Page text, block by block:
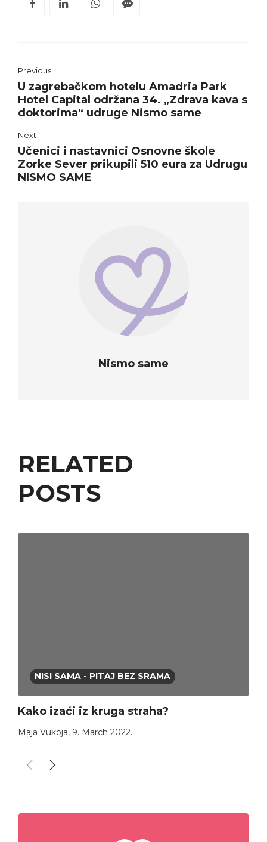
Previous
U zagrebačkom hotelu Amadria Park
Hotel Capital održana 34. „Zdrava kava s
doktorima“ udruge Nismo same
Next
Učenici i nastavnici Osnovne škole
Zorke Sever prikupili 510 eura za Udrugu
NISMO SAME
Nismo same
RELATED
POSTS
NISI SAMA - PITAJ BEZ SRAMA
Kako izaći iz kruga straha?
Maja Vukoja, 9. March 2022.